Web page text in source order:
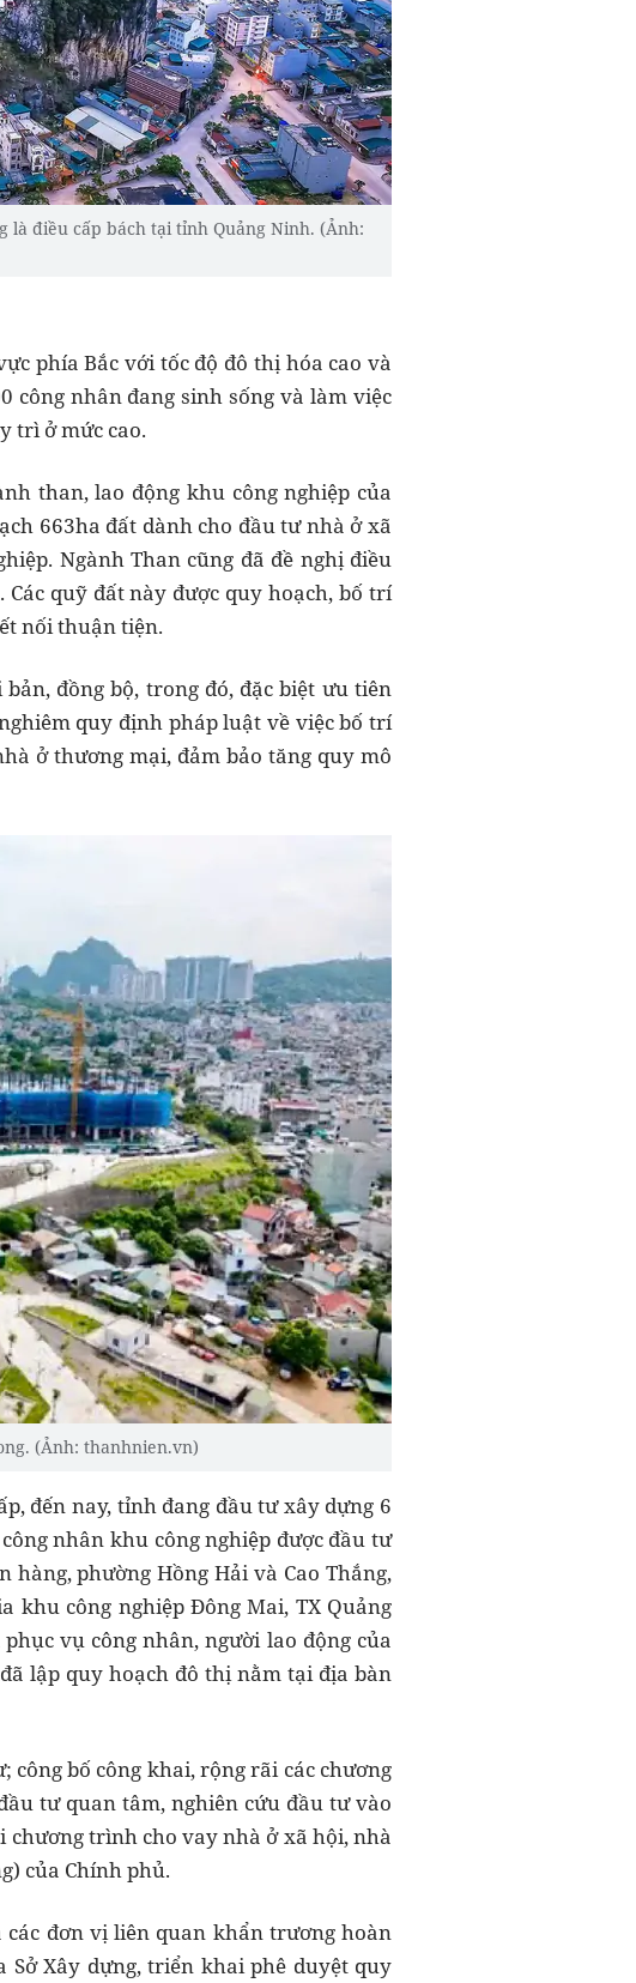
là điều cấp bách tại tỉnh Quảng Ninh. (Ảnh:
phía Bắc với tốc độ đô thị hóa cao và
công nhân đang sinh sống và làm việc
trì ở mức cao.
than, lao động khu công nghiệp của
663ha đất dành cho đầu tư nhà ở xã
Ngành Than cũng đã đề nghị điều
quỹ đất này được quy hoạch, bố trí
nối thuận tiện.
đồng bộ, trong đó, đặc biệt ưu tiên
quy định pháp luật về việc bố trí
ở thương mại, đảm bảo tăng quy mô
(Ảnh: thanhnien.vn)
đến nay, tỉnh đang đầu tư xây dựng 6
nhân khu công nghiệp được đầu tư
phường Hồng Hải và Cao Thắng,
khu công nghiệp Đông Mai, TX Quảng
vụ công nhân, người lao động của
lập quy hoạch đô thị nằm tại địa bàn
bố công khai, rộng rãi các chương
tư quan tâm, nghiên cứu đầu tư vào
trình cho vay nhà ở xã hội, nhà
của Chính phủ.
các đơn vị liên quan khẩn trương hoàn
Xây dựng, triển khai phê duyệt quy